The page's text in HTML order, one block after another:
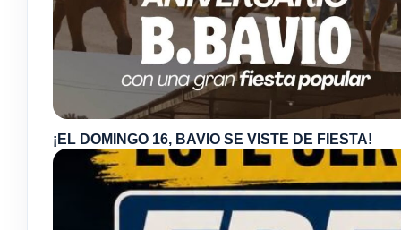
¡EL DOMINGO 16, BAVIO SE VISTE DE FIESTA!